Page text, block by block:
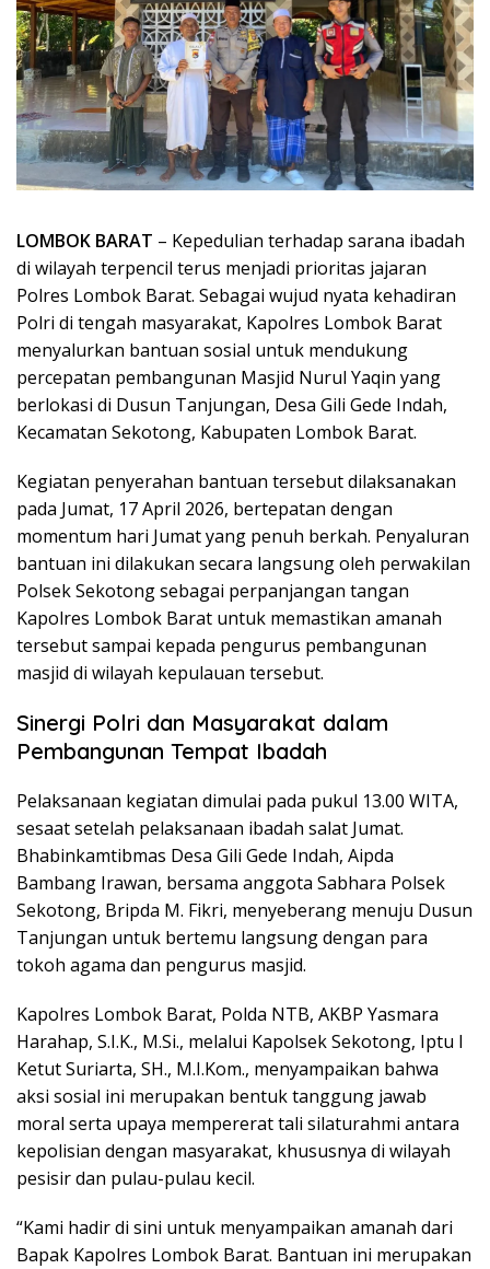
LOMBOK BARAT – Kepedulian terhadap sarana ibadah
di wilayah terpencil terus menjadi prioritas jajaran
Polres Lombok Barat. Sebagai wujud nyata kehadiran
Polri di tengah masyarakat, Kapolres Lombok Barat
menyalurkan bantuan sosial untuk mendukung
percepatan pembangunan Masjid Nurul Yaqin yang
berlokasi di Dusun Tanjungan, Desa Gili Gede Indah,
Kecamatan Sekotong, Kabupaten Lombok Barat.
Kegiatan penyerahan bantuan tersebut dilaksanakan
pada Jumat, 17 April 2026, bertepatan dengan
momentum hari Jumat yang penuh berkah. Penyaluran
bantuan ini dilakukan secara langsung oleh perwakilan
Polsek Sekotong sebagai perpanjangan tangan
Kapolres Lombok Barat untuk memastikan amanah
tersebut sampai kepada pengurus pembangunan
masjid di wilayah kepulauan tersebut.
Sinergi Polri dan Masyarakat dalam
Pembangunan Tempat Ibadah
Pelaksanaan kegiatan dimulai pada pukul 13.00 WITA,
sesaat setelah pelaksanaan ibadah salat Jumat.
Bhabinkamtibmas Desa Gili Gede Indah, Aipda
Bambang Irawan, bersama anggota Sabhara Polsek
Sekotong, Bripda M. Fikri, menyeberang menuju Dusun
Tanjungan untuk bertemu langsung dengan para
tokoh agama dan pengurus masjid.
Kapolres Lombok Barat, Polda NTB, AKBP Yasmara
Harahap, S.I.K., M.Si., melalui Kapolsek Sekotong, Iptu I
Ketut Suriarta, SH., M.I.Kom., menyampaikan bahwa
aksi sosial ini merupakan bentuk tanggung jawab
moral serta upaya mempererat tali silaturahmi antara
kepolisian dengan masyarakat, khususnya di wilayah
pesisir dan pulau-pulau kecil.
“Kami hadir di sini untuk menyampaikan amanah dari
Bapak Kapolres Lombok Barat. Bantuan ini merupakan